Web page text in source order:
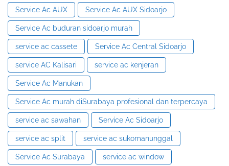
Service Ac AUX Service Ac AUX Sidoarjo
Service Ac buduran sidoarjo murah
service ac cassete Service Ac Central Sidoarjo
service AC Kalisari service ac kenjeran
Service Ac Manukan
Service Ac murah diSurabaya profesional dan terpercaya
service ac sawahan Service Ac Sidoarjo
service ac split service ac sukomanunggal
Service Ac Surabaya service ac window